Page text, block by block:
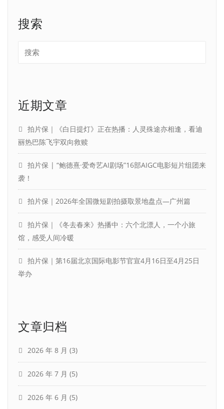
搜索
近期文章
拍片保｜《白日提灯》正在热播：人灵殊途亦相逢，看迪
丽热巴陈飞宇双向救赎
拍片保 | “鲍德熹·爱奇艺AI剧场”16部AIGC电影短片组团来
袭！
拍片保｜2026年全国微短剧拍摄取景地盘点—广州篇
拍片保｜《冬去春来》热播中：六个北漂人，一个小旅
馆，感受人间冷暖
拍片保｜第16届北京国际电影节官宣4月16日至4月25日
举办
文章归档
2026 年 8 月 (3)
2026 年 7 月 (5)
2026 年 6 月 (5)